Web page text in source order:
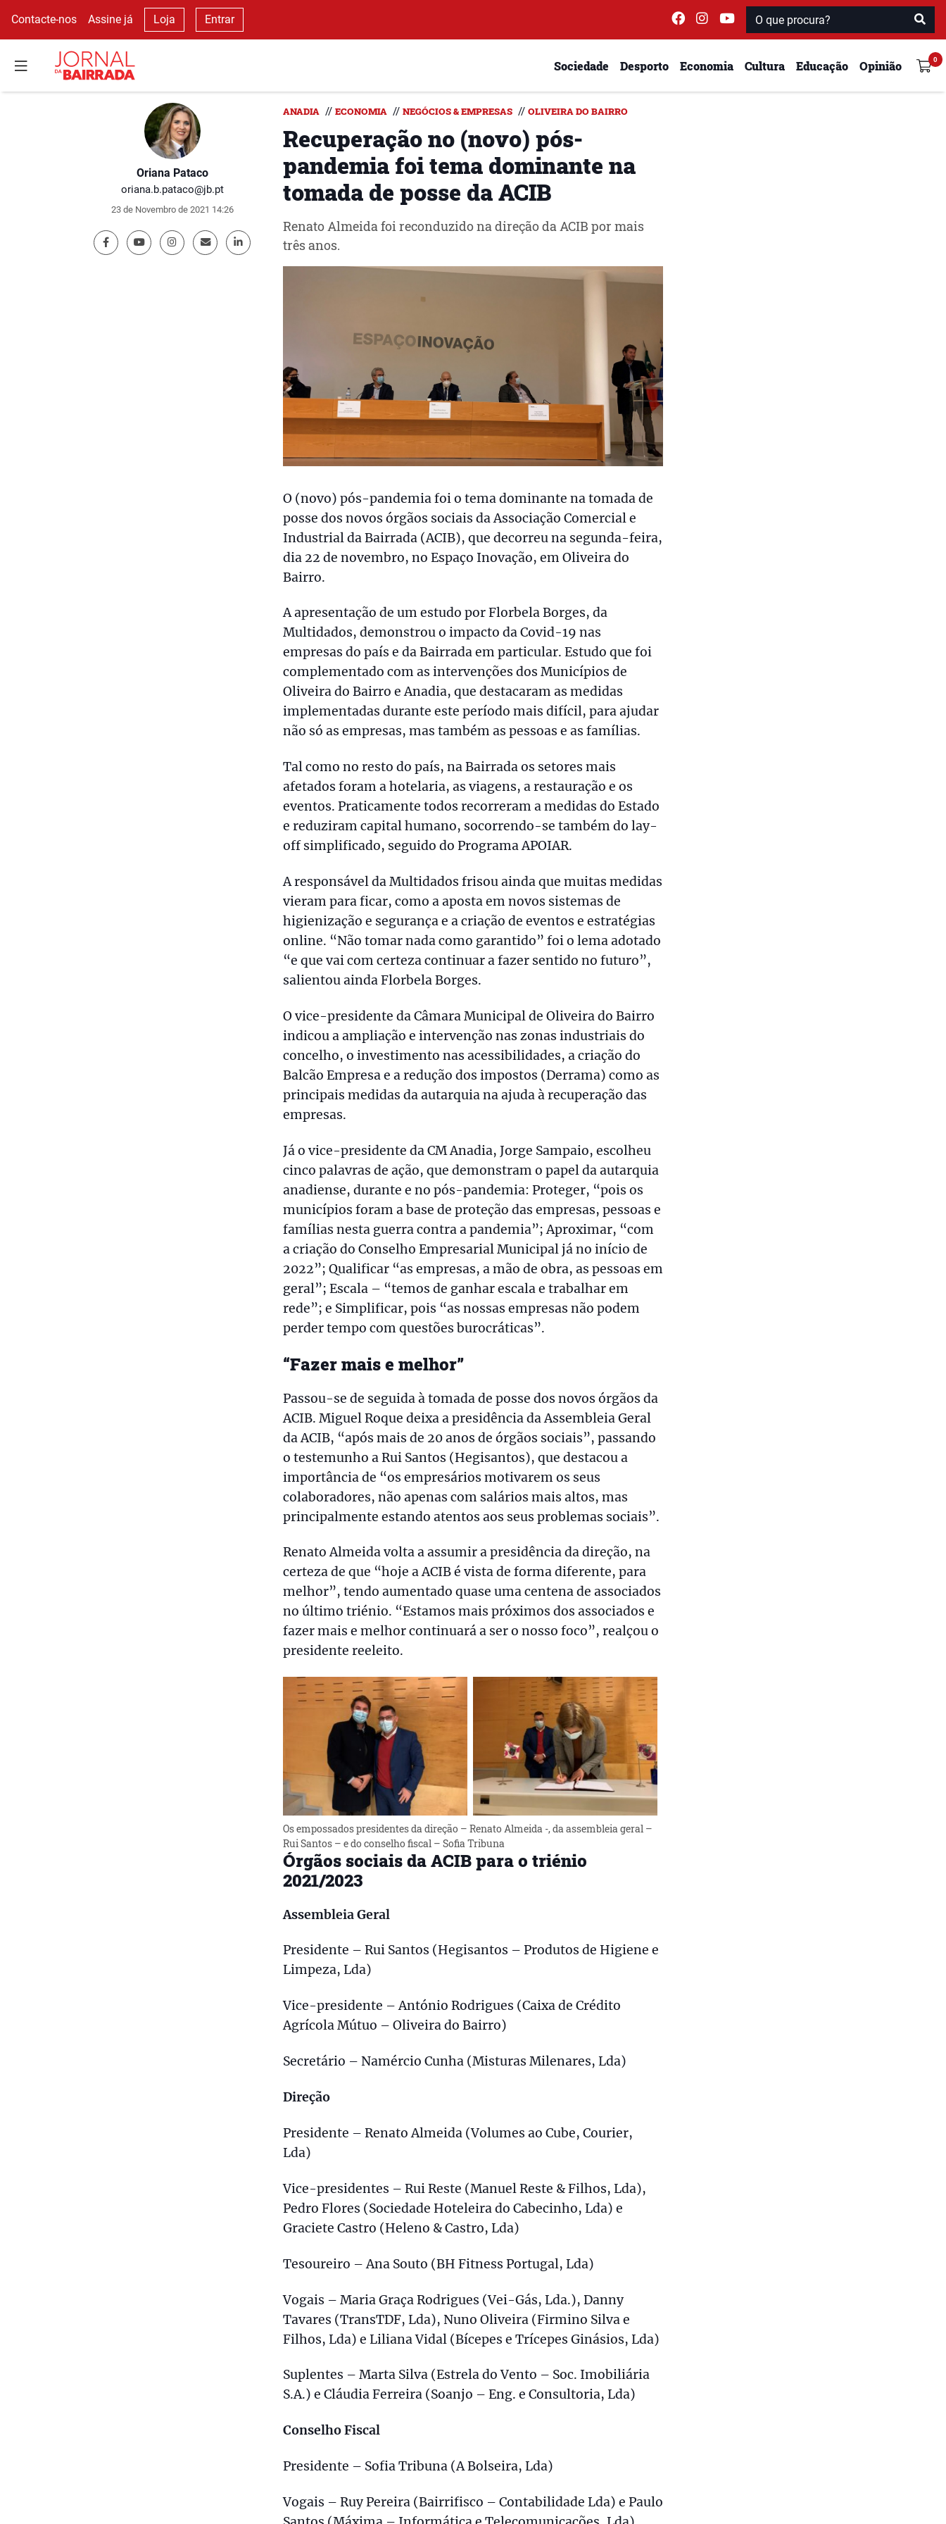
Contacte-nos Assine já Loja Entrar
Sociedade Desporto Economia Cultura Educação Opinião
Oriana Pataco
oriana.b.pataco@jb.pt
23 de Novembro de 2021 14:26
ANADIA // ECONOMIA // NEGÓCIOS & EMPRESAS // OLIVEIRA DO BAIRRO
Recuperação no (novo) pós-
pandemia foi tema dominante na
tomada de posse da ACIB
Renato Almeida foi reconduzido na direção da ACIB por mais
três anos.
O (novo) pós-pandemia foi o tema dominante na tomada de
posse dos novos órgãos sociais da Associação Comercial e
Industrial da Bairrada (ACIB), que decorreu na segunda-feira,
dia 22 de novembro, no Espaço Inovação, em Oliveira do
Bairro.
A apresentação de um estudo por Florbela Borges, da
Multidados, demonstrou o impacto da Covid-19 nas
empresas do país e da Bairrada em particular. Estudo que foi
complementado com as intervenções dos Municípios de
Oliveira do Bairro e Anadia, que destacaram as medidas
implementadas durante este período mais difícil, para ajudar
não só as empresas, mas também as pessoas e as famílias.
Tal como no resto do país, na Bairrada os setores mais
afetados foram a hotelaria, as viagens, a restauração e os
eventos. Praticamente todos recorreram a medidas do Estado
e reduziram capital humano, socorrendo-se também do lay-
off simplificado, seguido do Programa APOIAR.
A responsável da Multidados frisou ainda que muitas medidas
vieram para ficar, como a aposta em novos sistemas de
higienização e segurança e a criação de eventos e estratégias
online. “Não tomar nada como garantido” foi o lema adotado
“e que vai com certeza continuar a fazer sentido no futuro”,
salientou ainda Florbela Borges.
O vice-presidente da Câmara Municipal de Oliveira do Bairro
indicou a ampliação e intervenção nas zonas industriais do
concelho, o investimento nas acessibilidades, a criação do
Balcão Empresa e a redução dos impostos (Derrama) como as
principais medidas da autarquia na ajuda à recuperação das
empresas.
Já o vice-presidente da CM Anadia, Jorge Sampaio, escolheu
cinco palavras de ação, que demonstram o papel da autarquia
anadiense, durante e no pós-pandemia: Proteger, “pois os
municípios foram a base de proteção das empresas, pessoas e
famílias nesta guerra contra a pandemia”; Aproximar, “com
a criação do Conselho Empresarial Municipal já no início de
2022”; Qualificar “as empresas, a mão de obra, as pessoas em
geral”; Escala – “temos de ganhar escala e trabalhar em
rede”; e Simplificar, pois “as nossas empresas não podem
perder tempo com questões burocráticas”.
“Fazer mais e melhor”
Passou-se de seguida à tomada de posse dos novos órgãos da
ACIB. Miguel Roque deixa a presidência da Assembleia Geral
da ACIB, “após mais de 20 anos de órgãos sociais”, passando
o testemunho a Rui Santos (Hegisantos), que destacou a
importância de “os empresários motivarem os seus
colaboradores, não apenas com salários mais altos, mas
principalmente estando atentos aos seus problemas sociais”.
Renato Almeida volta a assumir a presidência da direção, na
certeza de que “hoje a ACIB é vista de forma diferente, para
melhor”, tendo aumentado quase uma centena de associados
no último triénio. “Estamos mais próximos dos associados e
fazer mais e melhor continuará a ser o nosso foco”, realçou o
presidente reeleito.
Os empossados presidentes da direção – Renato Almeida -, da assembleia geral –
Rui Santos – e do conselho fiscal – Sofia Tribuna
Órgãos sociais da ACIB para o triénio
2021/2023
Assembleia Geral
Presidente – Rui Santos (Hegisantos – Produtos de Higiene e
Limpeza, Lda)
Vice-presidente – António Rodrigues (Caixa de Crédito
Agrícola Mútuo – Oliveira do Bairro)
Secretário – Namércio Cunha (Misturas Milenares, Lda)
Direção
Presidente – Renato Almeida (Volumes ao Cube, Courier,
Lda)
Vice-presidentes – Rui Reste (Manuel Reste & Filhos, Lda),
Pedro Flores (Sociedade Hoteleira do Cabecinho, Lda) e
Graciete Castro (Heleno & Castro, Lda)
Tesoureiro – Ana Souto (BH Fitness Portugal, Lda)
Vogais – Maria Graça Rodrigues (Vei-Gás, Lda.), Danny
Tavares (TransTDF, Lda), Nuno Oliveira (Firmino Silva e
Filhos, Lda) e Liliana Vidal (Bícepes e Trícepes Ginásios, Lda)
Suplentes – Marta Silva (Estrela do Vento – Soc. Imobiliária
S.A.) e Cláudia Ferreira (Soanjo – Eng. e Consultoria, Lda)
Conselho Fiscal
Presidente – Sofia Tribuna (A Bolseira, Lda)
Vogais – Ruy Pereira (Bairrifisco – Contabilidade Lda) e Paulo